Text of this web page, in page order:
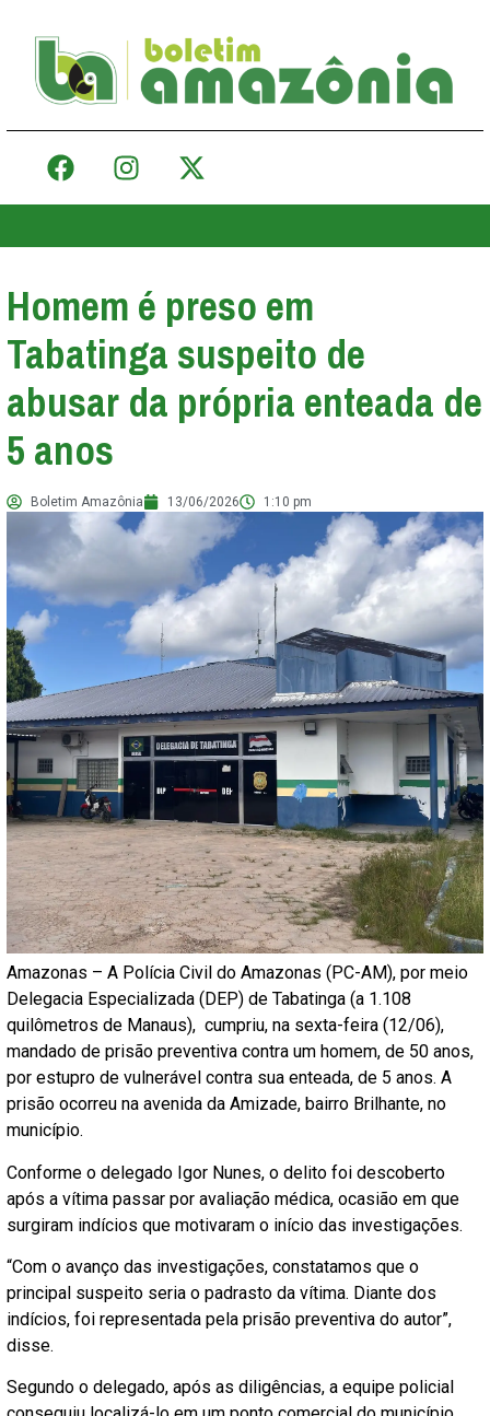
Homem é preso em
Tabatinga suspeito de
abusar da própria enteada de
5 anos
Boletim Amazônia 13/06/2026 1:10 pm
Amazonas – A Polícia Civil do Amazonas (PC-AM), por meio
Delegacia Especializada (DEP) de Tabatinga (a 1.108
quilômetros de Manaus), cumpriu, na sexta-feira (12/06),
mandado de prisão preventiva contra um homem, de 50 anos,
por estupro de vulnerável contra sua enteada, de 5 anos. A
prisão ocorreu na avenida da Amizade, bairro Brilhante, no
município.
Conforme o delegado Igor Nunes, o delito foi descoberto
após a vítima passar por avaliação médica, ocasião em que
surgiram indícios que motivaram o início das investigações.
“Com o avanço das investigações, constatamos que o
principal suspeito seria o padrasto da vítima. Diante dos
indícios, foi representada pela prisão preventiva do autor”,
disse.
Segundo o delegado, após as diligências, a equipe policial